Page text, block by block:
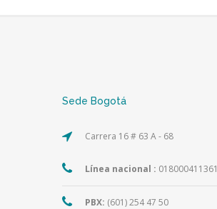
Sede Bogotá
Carrera 16 # 63 A - 68
Línea nacional : 018000411361
PBX: (601) 254 47 50